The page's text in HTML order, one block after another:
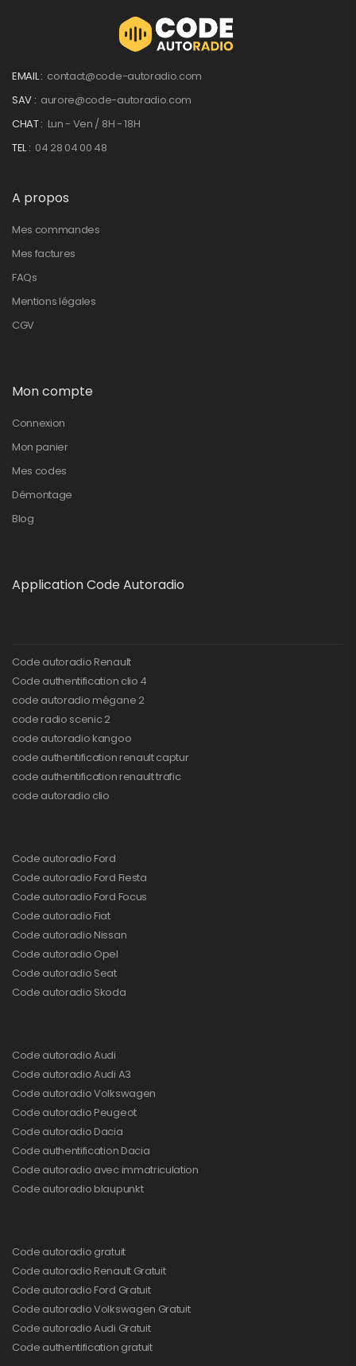
EMAIL : contact@code-autoradio.com
SAV : aurore@code-autoradio.com
CHAT : Lun - Ven / 8H - 18H
TEL : 04 28 04 00 48
A propos
Mes commandes
Mes factures
FAQs
Mentions légales
CGV
Mon compte
Connexion
Mon panier
Mes codes
Démontage
Blog
Application Code Autoradio
Code autoradio Renault
Code authentification clio 4
code autoradio mégane 2
code radio scenic 2
code autoradio kangoo
code authentification renault captur
code authentification renault trafic
code autoradio clio
Code autoradio Ford
Code autoradio Ford Fiesta
Code autoradio Ford Focus
Code autoradio Fiat
Code autoradio Nissan
Code autoradio Opel
Code autoradio Seat
Code autoradio Skoda
Code autoradio Audi
Code autoradio Audi A3
Code autoradio Volkswagen
Code autoradio Peugeot
Code autoradio Dacia
Code authentification Dacia
Code autoradio avec immatriculation
Code autoradio blaupunkt
Code autoradio gratuit
Code autoradio Renault Gratuit
Code autoradio Ford Gratuit
Code autoradio Volkswagen Gratuit
Code autoradio Audi Gratuit
Code authentification gratuit